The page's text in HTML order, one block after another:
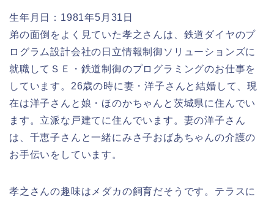
生年月日：1981年5月31日
弟の面倒をよく見ていた孝之さんは、鉄道ダイヤのプ
ログラム設計会社の日立情報制御ソリューションズに
就職してＳＥ・鉄道制御のプログラミングのお仕事を
しています。26歳の時に妻・洋子さんと結婚して、現
在は洋子さんと娘・ほのかちゃんと茨城県に住んでい
ます。立派な戸建てに住んでいます。妻の洋子さん
は、千恵子さんと一緒にみさ子おばあちゃんの介護の
お手伝いをしています。
孝之さんの趣味はメダカの飼育だそうです。テラスに